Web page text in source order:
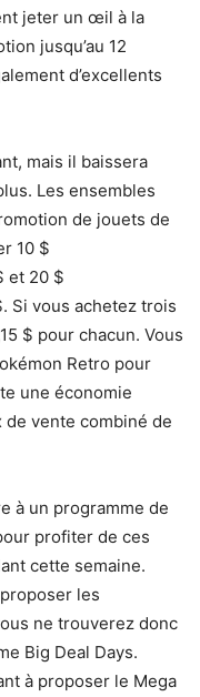
jeter un œil à la
jusqu’au 12
d’excellents
mais il baissera
Les ensembles
de jouets de
10 $
et 20 $
Si vous achetez trois
$ pour chacun. Vous
Retro pour
une économie
de vente combiné de
à un programme de
profiter de ces
cette semaine.
les
ne trouverez donc
Big Deal Days.
à proposer le Mega